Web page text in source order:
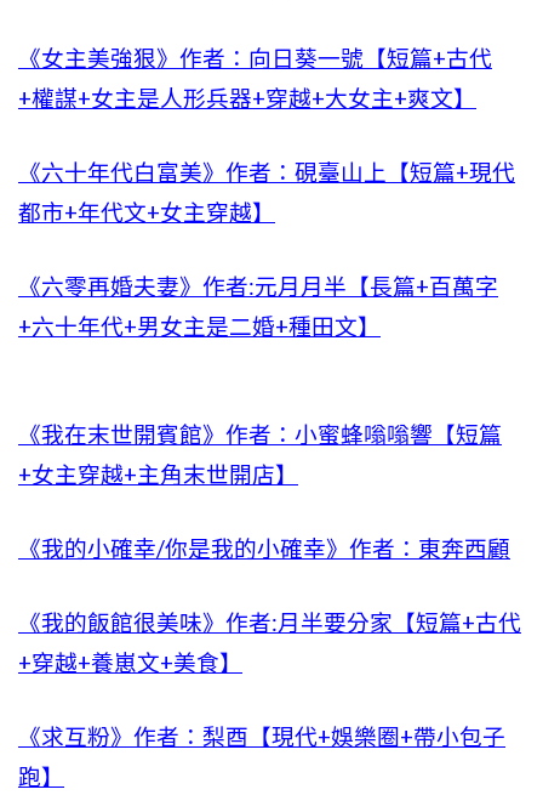
《女主美強狠》作者：向日葵一號【短篇+古代
+權謀+女主是人形兵器+穿越+大女主+爽文】
《六十年代白富美》作者：硯臺山上【短篇+現代
都市+年代文+女主穿越】
《六零再婚夫妻》作者:元月月半【長篇+百萬字
+六十年代+男女主是二婚+種田文】
《我在末世開賓館》作者：小蜜蜂嗡嗡響【短篇
+女主穿越+主角末世開店】
《我的小確幸/你是我的小確幸》作者：東奔西顧
《我的飯館很美味》作者:月半要分家【短篇+古代
+穿越+養崽文+美食】
《求互粉》作者：梨酉【現代+娛樂圈+帶小包子
跑】